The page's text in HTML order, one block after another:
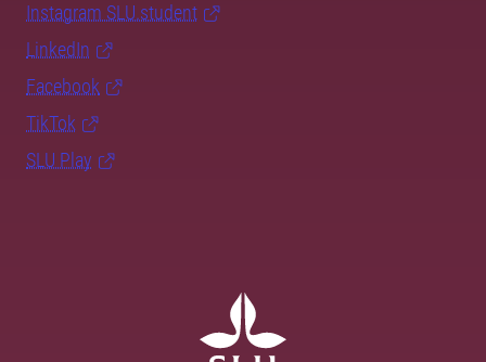
Instagram SLU.student
LinkedIn
Facebook
TikTok
SLU Play